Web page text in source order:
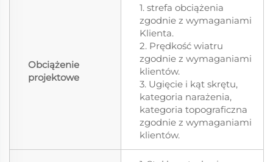
Obciążenie
projektowe
1. strefa obciążenia
zgodnie z wymaganiami
Klienta.
2. Prędkość wiatru
zgodnie z wymaganiami
klientów.
3. Ugięcie i kąt skrętu,
kategoria narażenia,
kategoria topograficzna
zgodnie z wymaganiami
klientów.